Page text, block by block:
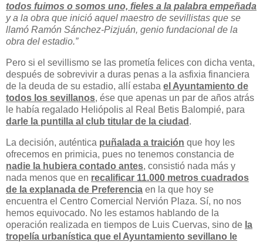
todos fuimos o somos uno, fieles a la palabra empeñada
y a la obra que inició aquel maestro de sevillistas que se
llamó Ramón Sánchez-Pizjuán, genio fundacional de la
obra del estadio.”
Pero si el sevillismo se las prometía felices con dicha venta,
después de sobrevivir a duras penas a la asfixia financiera
de la deuda de su estadio, allí estaba el Ayuntamiento de
todos los sevillanos, ése que apenas un par de años atrás
le había regalado Heliópolis al Real Betis Balompié, para
darle la puntilla al club titular de la ciudad .
La decisión, auténtica puñalada a traición que hoy les
ofrecemos en primicia, pues no tenemos constancia de
nadie la hubiera contado antes, consistió nada más y
nada menos que en recalificar 11.000 metros cuadrados
de la explanada de Preferencia en la que hoy se
encuentra el Centro Comercial Nervión Plaza. Sí, no nos
hemos equivocado. No les estamos hablando de la
operación realizada en tiempos de Luis Cuervas, sino de la
tropelía urbanística que el Ayuntamiento sevillano le